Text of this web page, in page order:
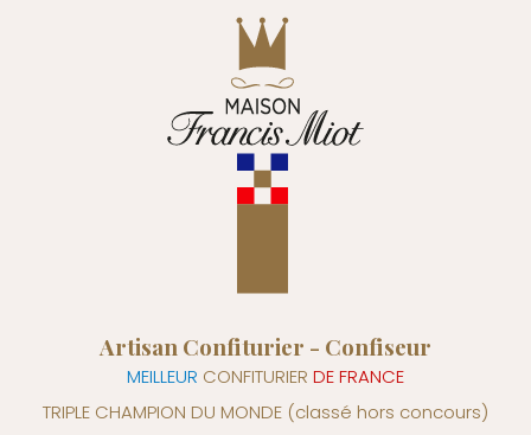
Artisan Confiturier - Confiseur
MEILLEUR CONFITURIER DE FRANCE
TRIPLE CHAMPION DU MONDE (classé hors concours)